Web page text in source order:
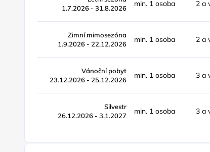
1.7.2026 - 31.8.2026
min. 1 osoba 2 a
Zimní mimosezóna
1.9.2026 - 22.12.2026
min. 1 osoba 2 a
Vánoční pobyt
23.12.2026 - 25.12.2026
min. 1 osoba 3 a
Silvestr
26.12.2026 - 3.1.2027
min. 1 osoba 3 a